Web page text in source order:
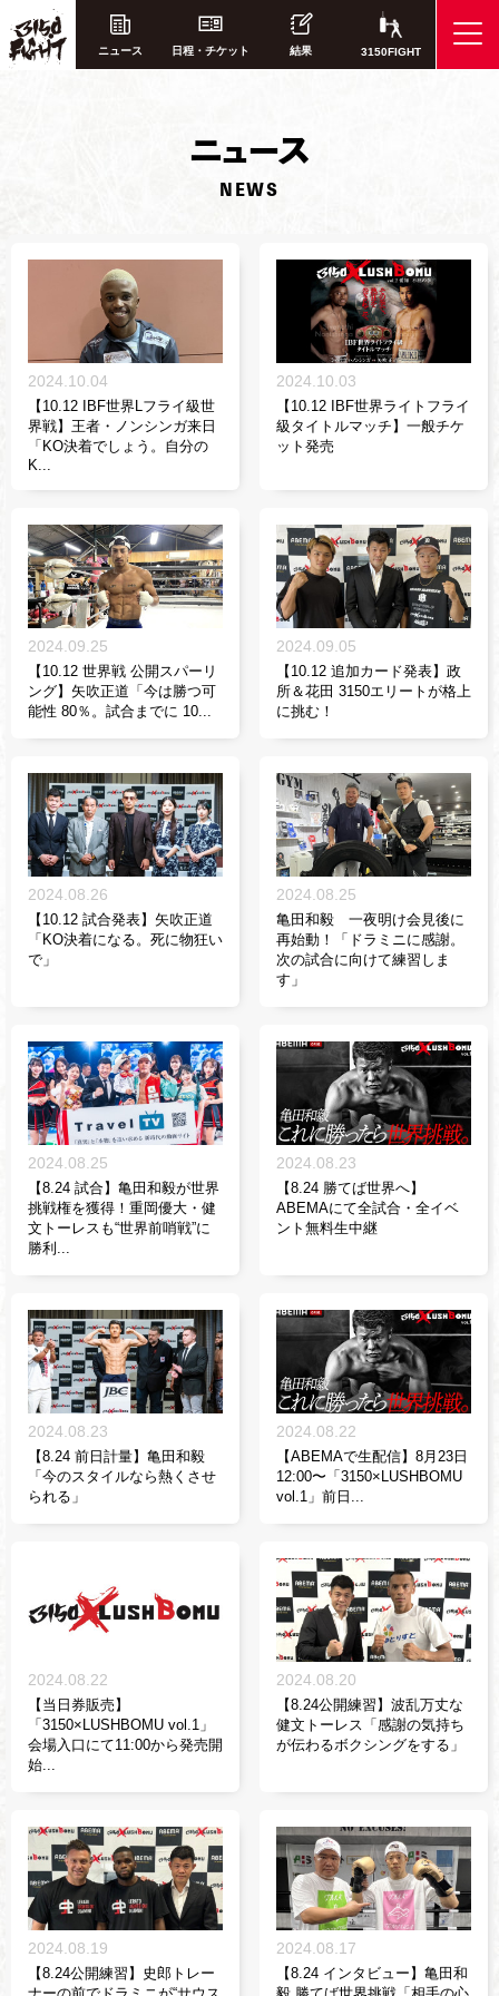
ニュース 日程・チケット 結果 3150FIGHT
ニュース
NEWS
2024.10.04
【10.12 IBF世界Lフライ級世
界戦】王者・ノンシンガ来日
「KO決着でしょう。自分の
K...
2024.10.03
【10.12 IBF世界ライトフライ
級タイトルマッチ】一般チケ
ット発売
2024.09.25
【10.12 世界戦 公開スパーリ
ング】矢吹正道「今は勝つ可
能性 80％。試合までに 10...
2024.09.05
【10.12 追加カード発表】政
所＆花田 3150エリートが格上
に挑む！
2024.08.26
【10.12 試合発表】矢吹正道
「KO決着になる。死に物狂い
で」
2024.08.25
亀田和毅 一夜明け会見後に
再始動！「ドラミニに感謝。
次の試合に向けて練習しま
す」
2024.08.25
【8.24 試合】亀田和毅が世界
挑戦権を獲得！重岡優大・健
文トーレスも“世界前哨戦”に
勝利...
2024.08.23
【8.24 勝てば世界へ】
ABEMAにて全試合・全イベ
ント無料生中継
2024.08.23
【8.24 前日計量】亀田和毅
「今のスタイルなら熱くさせ
られる」
2024.08.22
【ABEMAで生配信】8月23日
12:00〜「3150×LUSHBOMU
vol.1」前日...
2024.08.22
【当日券販売】
「3150×LUSHBOMU vol.1」
会場入口にて11:00から発売開
始...
2024.08.20
【8.24公開練習】波乱万丈な
健文トーレス「感謝の気持ち
が伝わるボクシングをする」
2024.08.19
【8.24公開練習】史郎トレー
2024.08.17
【8.24 インタビュー】亀田和